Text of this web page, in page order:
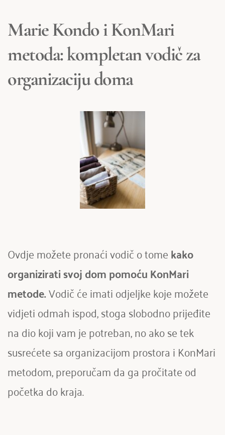
Marie Kondo i KonMari
metoda: kompletan vodič za
organizaciju doma
Ovdje možete pronaći vodič o tome kako
organizirati svoj dom pomoću KonMari
metode. Vodič će imati odjeljke koje možete
vidjeti odmah ispod, stoga slobodno prijeđite
na dio koji vam je potreban, no ako se tek
susrećete sa organizacijom prostora i KonMari
metodom, preporučam da ga pročitate od
početka do kraja.